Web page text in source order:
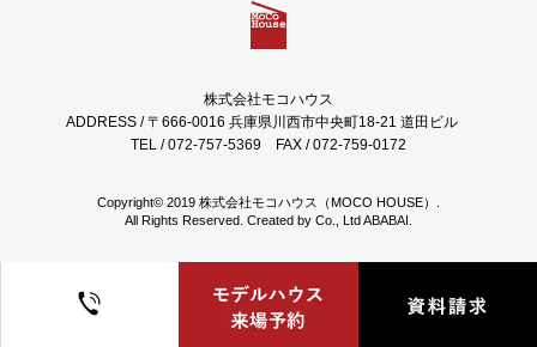
2023年03月 (3)
2023年02月 (5)
株式会社モコハウス
ADDRESS / 〒666-0016 兵庫県川西市中央町18-21 道田ビル
TEL / 072-757-5369 FAX / 072-759-0172
Copyright© 2019 株式会社モコハウス（MOCO HOUSE）.
All Rights Reserved. Created by Co., LtdABABAI.